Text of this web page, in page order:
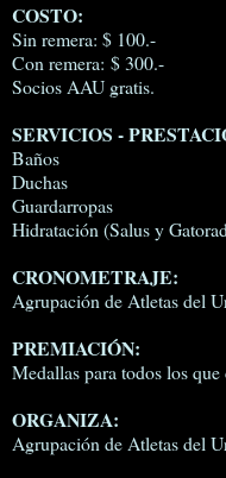
COSTO:
Sin remera: $ 100.-
Con remera: $ 300.-
Socios AAU gratis.
SERVICIOS -
Baños
Duchas
Guardarropas
Hidratación (Salus y
CRONOMETRAJE:
Agrupación de Atletas del
PREMIACIÓN:
Medallas para todos los
ORGANIZA:
Agrupación de Atletas del